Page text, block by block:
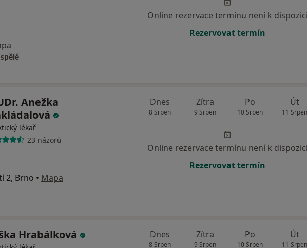
Online rezervace termínu není k dispozici
Rezervovat termín
Anežka
lékař
23 názorů
2, Brno • Mapa
Dnes
8 Srpen
Zítra
9 Srpen
Po
10 Srpen
Út
11 Srpen
Online rezervace termínu není k dispozici
Rezervovat termín
Hrabálková Dnes
8 Srpen
Zítra
9 Srpen
Po
10 Srpen
Út
11 Srpen